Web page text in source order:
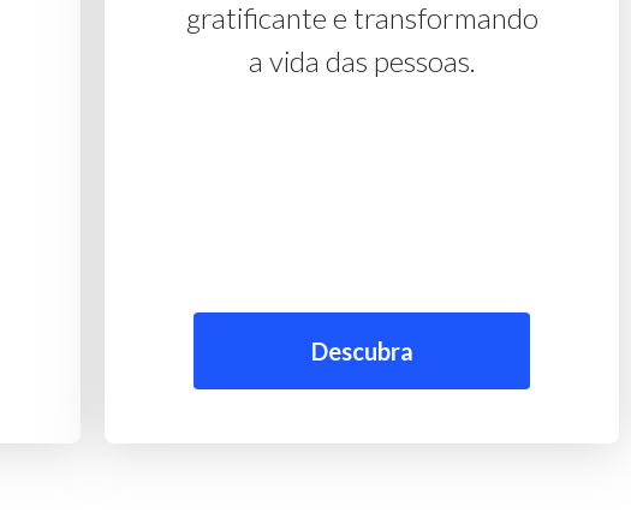
gratificante e transformando
a vida das pessoas.
Descubra